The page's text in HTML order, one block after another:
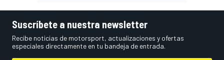
Suscríbete a nuestra newsletter
Recibe noticias de motorsport, actualizaciones y ofertas
especiales directamente en tu bandeja de entrada.